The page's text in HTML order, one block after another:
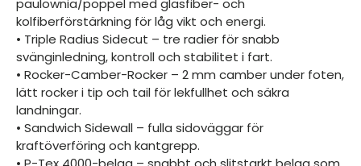
paulownia/poppel med glasfiber- och
kolfiberförstärkning för låg vikt och energi.
• Triple Radius Sidecut – tre radier för snabb
svänginledning, kontroll och stabilitet i fart.
• Rocker-Camber-Rocker – 2 mm camber under foten,
lätt rocker i tip och tail för lekfullhet och säkra
landningar.
• Sandwich Sidewall – fulla sidoväggar för
kraftöverföring och kantgrepp.